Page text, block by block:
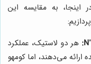
اینجا، به مقایسه این
هر دو لاستیک، عملکرد
می‌دهند، اما کومهو